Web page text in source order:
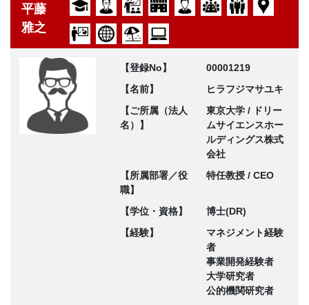
平藤
雅之
【登録No】
00001219
【名前】
ヒラフジマサユキ
【ご所属（法人
名）】
東京大学 / ドリー
ムサイエンスホー
ルディングス株式
会社
【所属部署／役
職】
特任教授 / CEO
【学位・資格】
博士(DR)
【経験】
マネジメント経験
者
事業開発経験者
大学研究者
公的機関研究者